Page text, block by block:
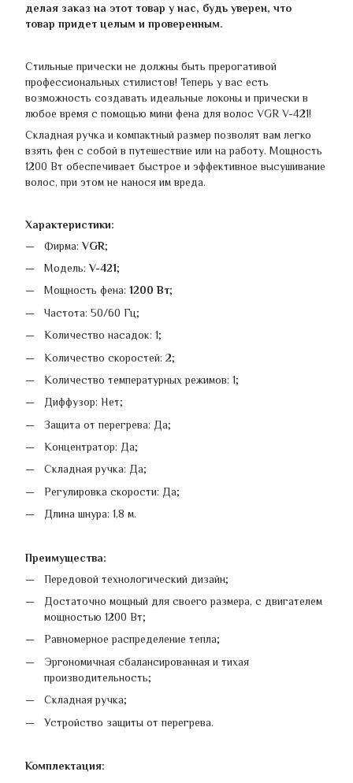
делая заказ на этот товар у нас, будь уверен, что
товар придет целым и проверенным.
Стильные прически не должны быть прерогативой
профессиональных стилистов! Теперь у вас есть
возможность создавать идеальные локоны и прически в
любое время с помощью мини фена для волос VGR V-421!
Складная ручка и компактный размер позволят вам легко
взять фен с собой в путешествие или на работу. Мощность
1200 Вт обеспечивает быстрое и эффективное высушивание
волос, при этом не нанося им вреда.
Характеристики:
Фирма:VGR;
Модель:V-421;
Мощность фена: 1200 Вт;
Частота: 50/60 Гц;
Количество насадок: 1;
Количество скоростей: 2;
Количество температурных режимов: 1;
Диффузор: Нет;
Защита от перегрева: Да;
Концентратор: Да;
Складная ручка: Да;
Регулировка скорости: Да;
Длина шнура: 1,8 м.
Преимущества:
Передовой технологический дизайн;
Достаточно мощный для своего размера, с двигателем
мощностью 1200 Вт;
Равномерное распределение тепла;
Эргономичная сбалансированная и тихая
производительность;
Складная ручка;
Устройство защиты от перегрева.
Комплектация: